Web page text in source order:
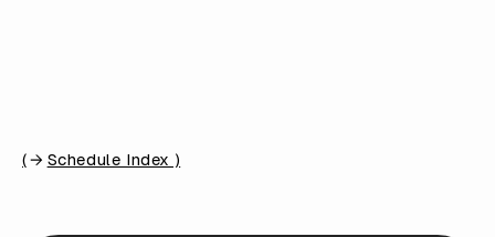
( Schedule Index )